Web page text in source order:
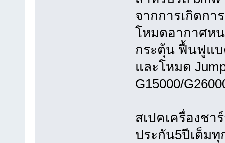
จากการเกิดกา
โหมดอากาศห
กระตุ้น ฟื้นฟูแ
และโหมด
G15000/
สเปคเครื่องชา
ประกัน5ปีเต็มทุ